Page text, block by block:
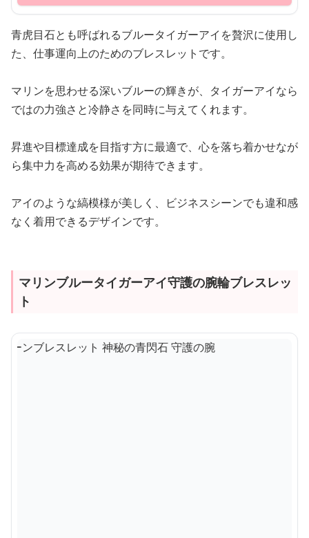
青虎目石とも呼ばれるブルータイガーアイを贅沢に使用し
た、仕事運向上のためのブレスレットです。
マリンを思わせる深いブルーの輝きが、タイガーアイなら
ではの力強さと冷静さを同時に与えてくれます。
昇進や目標達成を目指す方に最適で、心を落ち着かせなが
ら集中力を高める効果が期待できます。
アイのような縞模様が美しく、ビジネスシーンでも違和感
なく着用できるデザインです。
マリンブルータイガーアイ守護の腕輪ブレスレッ
ト